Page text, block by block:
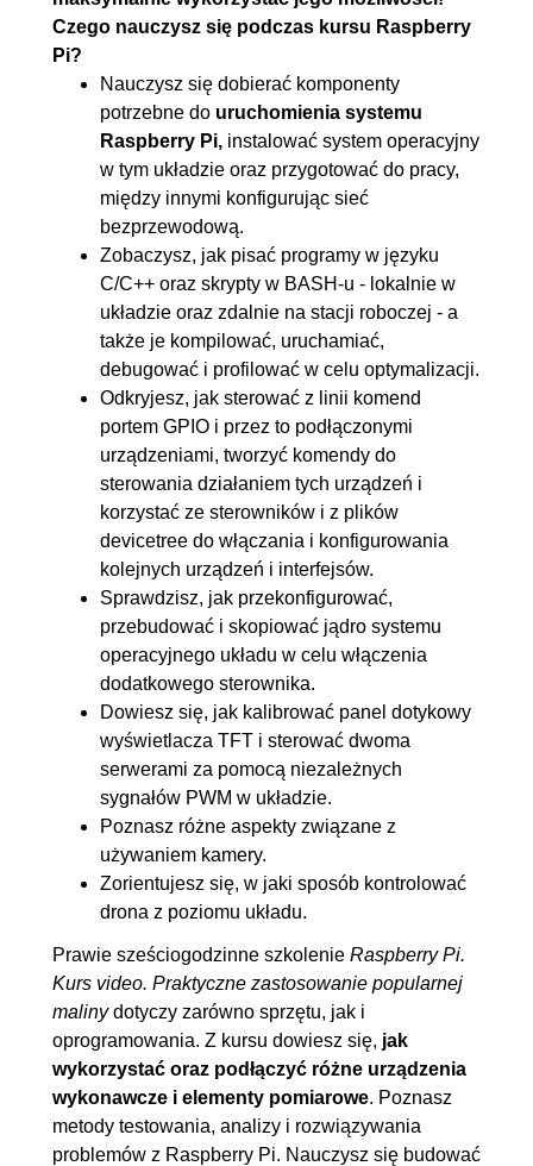
5.1. Wstęp
00:00:32
5.2. Zastosowanie interfejsu
UART (skaner odległosci 360)
00:16:28
5.3. Zastosowanie interfejsu
SPI (czujnik przyspieszenia
ziemskiego/akcelerometr)
00:21:36
5.4. Zastosowanie interfejsu
I2C (przetwornik ADC i czujnik
oświetlenia)
5.5. Zastosowanie interfejsu 1-
Wire (dwa czujniki temperatury)
00:09:07
5.6. Podsumowanie 00:00:14
6. A jak pokazać co RPI chce
powiedzieć?
6.1. Wstęp
6.2. Współpraca z
wyświetlaczami LED (7-segm,
14-segm, macierzowy)
6.3. Współpraca z
wyświetlaczami LCD (hd44780,
12864mini + enkoder)
00:28:32
6.4. Współpraca z
wyświetlaczami OLED
(monochromatyczny SSD1306,
kolorowy SSD1351)
6.5. Współpraca z
wyświetlaczami TFT (kolorowy
+ panel dotykowy)
6.6. Podsumowanie
7. Podłącz kamerę, ale jaką i jak? 00:35:58
7.1. Wstęp
7.2. Wybór, podłączenie i
00:11:36
Czego nauczysz się podczas kursu Raspberry
Pi?
Nauczysz się dobierać komponenty
potrzebne do uruchomienia systemu
Raspberry Pi, instalować system operacyjny
w tym układzie oraz przygotować do pracy,
między innymi konfigurując sieć
bezprzewodową.
Zobaczysz, jak pisać programy w języku
C/C++ oraz skrypty w BASH-u - lokalnie w
układzie oraz zdalnie na stacji roboczej - a
także je kompilować, uruchamiać,
debugować i profilować w celu optymalizacji.
Odkryjesz, jak sterować z linii komend
portem GPIO i przez to podłączonymi
urządzeniami, tworzyć komendy do
sterowania działaniem tych urządzeń i
korzystać ze sterowników i z plików
devicetree do włączania i konfigurowania
kolejnych urządzeń i interfejsów.
Sprawdzisz, jak przekonfigurować,
przebudować i skopiować jądro systemu
operacyjnego układu w celu włączenia
dodatkowego sterownika.
Dowiesz się, jak kalibrować panel dotykowy
wyświetlacza TFT i sterować dwoma
serwerami za pomocą niezależnych
sygnałów PWM w układzie.
Poznasz różne aspekty związane z
używaniem kamery.
Zorientujesz się, w jaki sposób kontrolować
drona z poziomu układu.
Prawie sześciogodzinne szkolenie Raspberry Pi.
Kurs video. Praktyczne zastosowanie popularnej
malinydotyczy zarówno sprzętu, jak i
oprogramowania. Z kursu dowiesz się, jak
wykorzystać oraz podłączyć różne urządzenia
wykonawcze i elementy pomiarowe. Poznasz
metody testowania, analizy i rozwiązywania
problemów z Raspberry Pi. Nauczysz się budować